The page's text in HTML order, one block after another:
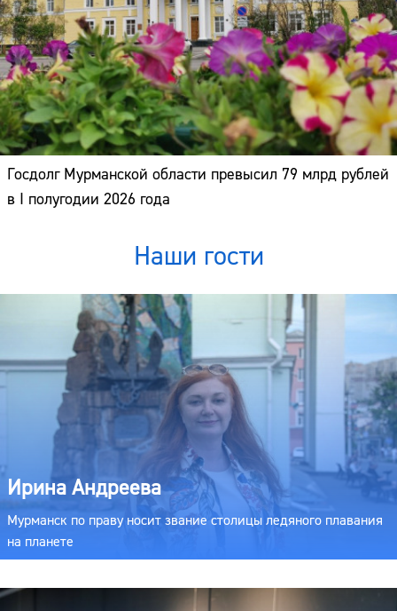
Госдолг Мурманской области превысил 79 млрд рублей
в I полугодии 2026 года
Наши гости
Ирина Андреева
Мурманск по праву носит звание столицы ледяного плавания
на планете